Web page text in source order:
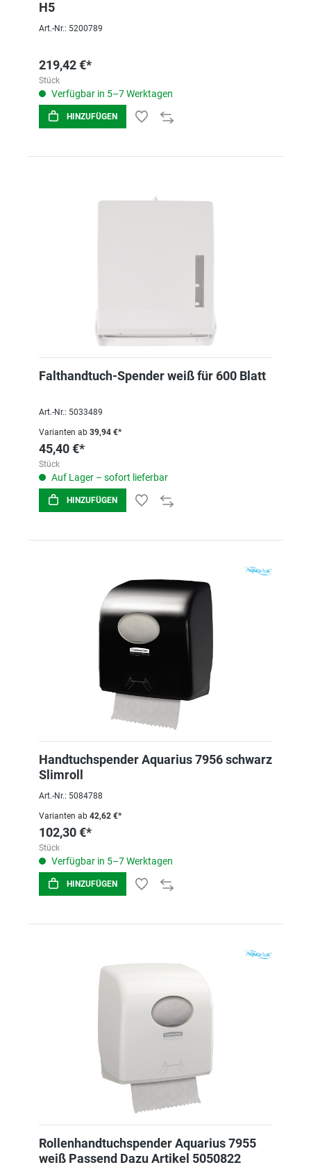
H5
Art.-Nr.: 5200789
219,42 €*
Stück
Verfügbar in 5–7 Werktagen
HINZUFÜGEN
Falthandtuch-Spender weiß für 600 Blatt
Art.-Nr.: 5033489
Varianten ab 39,94 €*
45,40 €*
Stück
Auf Lager – sofort lieferbar
HINZUFÜGEN
Handtuchspender Aquarius 7956 schwarz
Slimroll
Art.-Nr.: 5084788
Varianten ab 42,62 €*
102,30 €*
Stück
Verfügbar in 5–7 Werktagen
HINZUFÜGEN
Rollenhandtuchspender Aquarius 7955
weiß Passend Dazu Artikel 5050822